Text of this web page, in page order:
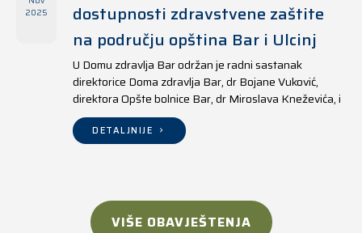
2025
dostupnosti zdravstvene zaštite
na području opština Bar i Ulcinj
U Domu zdravlja Bar održan je radni sastanak
direktorice Doma zdravlja Bar, dr Bojane Vuković,
direktora Opšte bolnice Bar, dr Miroslava Kneževića, i
direktora Doma zdravlja Ulcinj, Kreshnika Mustafe.
DETALJNIJE
VIŠE OBAVJEŠTENJA